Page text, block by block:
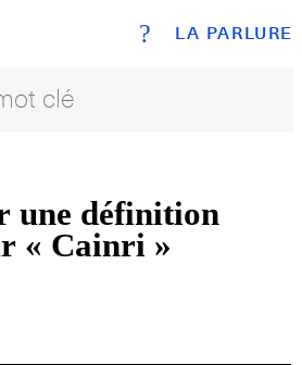
LA PARLURE
?
une définition
« Cainri »